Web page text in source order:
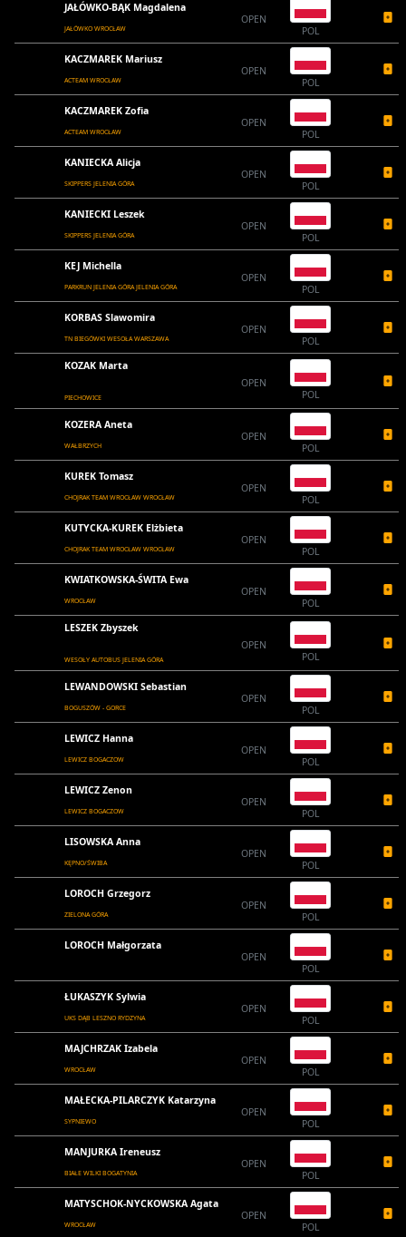
JAŁÓWKO-BĄK Magdalena
JAŁÓWKO WROCŁAW
OPEN
POL
KACZMAREK Mariusz
ACTEAM WROCŁAW
OPEN
POL
KACZMAREK Zofia
ACTEAM WROCŁAW
OPEN
POL
KANIECKA Alicja
SKIPPERS JELENIA GÓRA
OPEN
POL
KANIECKI Leszek
SKIPPERS JELENIA GÓRA
OPEN
POL
KEJ Michella
PARKRUN JELENIA GÓRA JELENIA GÓRA
OPEN
POL
KORBAS Slawomira
TN BIEGÓWKI WESOŁA WARSZAWA
OPEN
POL
KOZAK Marta
PIECHOWICE
OPEN
POL
KOZERA Aneta
WAŁBRZYCH
OPEN
POL
KUREK Tomasz
CHOJRAK TEAM WROCŁAW WROCŁAW
OPEN
POL
KUTYCKA-KUREK Elżbieta
CHOJRAK TEAM WROCŁAW WROCŁAW
OPEN
POL
KWIATKOWSKA-ŚWITA Ewa
WROCŁAW
OPEN
POL
LESZEK Zbyszek
WESOŁY AUTOBUS JELENIA GÓRA
OPEN
POL
LEWANDOWSKI Sebastian
BOGUSZÓW - GORCE
OPEN
POL
LEWICZ Hanna
LEWICZ BOGACZOW
OPEN
POL
LEWICZ Zenon
LEWICZ BOGACZOW
OPEN
POL
LISOWSKA Anna
KĘPNO/ŚWIBA
OPEN
POL
LOROCH Grzegorz
ZIELONA GÓRA
OPEN
POL
LOROCH Małgorzata
OPEN
POL
ŁUKASZYK Sylwia
UKS DĄB LESZNO RYDZYNA
OPEN
POL
MAJCHRZAK Izabela
WROCŁAW
OPEN
POL
MAŁECKA-PILARCZYK Katarzyna
SYPNIEWO
OPEN
POL
MANJURKA Ireneusz
BIAŁE WILKI BOGATYNIA
OPEN
POL
MATYSCHOK-NYCKOWSKA Agata
WROCŁAW
OPEN
POL